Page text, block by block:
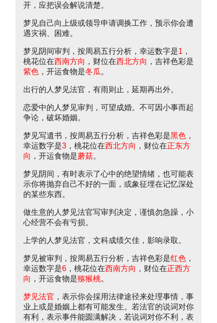
开，应把误会解说清楚。
梦见自己向上级或领导申请调换工作，预示你会遭
遇灾祸、困难。
梦见阴间审判，按周易五行分析，幸运数字是1 ，
桃花位在西南方向 ，财位在西北方向 ，吉祥色彩是
紫色 ，开运食物是冬瓜 。
出行的人梦见法官，有雨则止，延期再出外。
恋爱中的人梦见审判，可望成婚。不可因小事而起
争论，破坏婚姻。
梦见写遺书，按周易五行分析，吉祥色彩是黑色 ，
幸运数字是3 ，桃花位在西北方向 ，财位在正东方
向 ，开运食物是蘑菇。
梦见阴间，有时表示了心中的绝望情绪，也可能表
示你将抛弃自己不好的一面，或象征埋在记忆深处
的某些东西。
做生意的人梦见法官写审判决定，谨慎勿急躁，小
心经营不会有亏损。
上学的人梦见法官，文科成绩欠佳，影响录取。
梦见被审判，按周易五行分析，吉祥色彩是红色 ，
幸运数字是6 ，桃花位在西南方向 ，财位在正西方
向 ，开运食物是猕猴桃。
梦见法官 ，表示你会採用法律途径来处理事情，事
业上或是婚姻上都有可能发生。若法官的说词对你
有利，表示事件能圆满解决，若说词对你不利，表